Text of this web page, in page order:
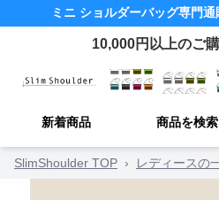
ミニ ショルダーバッグ専門通
10,000円以上のご
新着商品 商品を検索
SlimShoulder TOP › レディースの